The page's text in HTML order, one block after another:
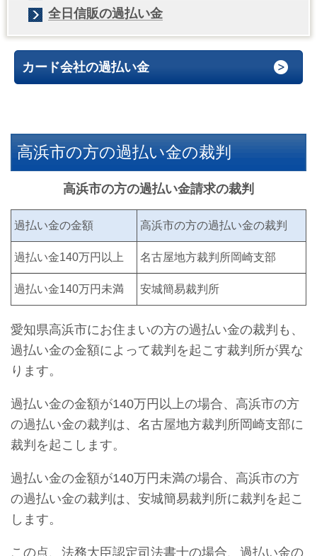
全日信販の過払い金
カード会社の過払い金
高浜市の方の過払い金の裁判
高浜市の方の過払い金請求の裁判
過払い金の金額 高浜市の方の過払い金の裁判
過払い金140万円以上 名古屋地方裁判所岡崎支部
過払い金140万円未満 安城簡易裁判所
愛知県高浜市にお住まいの方の過払い金の裁判も、
過払い金の金額によって裁判を起こす裁判所が異な
ります。
過払い金の金額が140万円以上の場合、高浜市の方
の過払い金の裁判は、名古屋地方裁判所岡崎支部に
裁判を起こします。
過払い金の金額が140万円未満の場合、高浜市の方
の過払い金の裁判は、安城簡易裁判所に裁判を起こ
します。
この点、法務大臣認定司法書士の場合、過払い金の